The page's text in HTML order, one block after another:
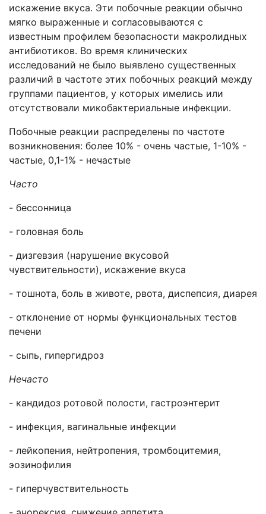
искажение вкуса. Эти побочные реакции обычно
мягко выраженные и согласовываются с
известным профилем безопасности макролидных
антибиотиков. Во время клинических
исследований не было выявлено существенных
различий в частоте этих побочных реакций между
группами пациентов, у которых имелись или
отсутствовали микобактериальные инфекции.
Побочные реакции распределены по частоте
возникновения: более 10% - очень частые, 1-10% -
частые, 0,1-1% - нечастые
Часто
- бессонница
- головная боль
- дизгевзия (нарушение вкусовой
чувствительности), искажение вкуса
- тошнота, боль в животе, рвота, диспепсия, диарея
- отклонение от нормы функциональных тестов
печени
- сыпь, гипергидроз
Нечасто
- кандидоз ротовой полости, гастроэнтерит
- инфекция, вагинальные инфекции
- лейкопения, нейтропения, тромбоцитемия,
эозинофилия
- гиперчувствительность